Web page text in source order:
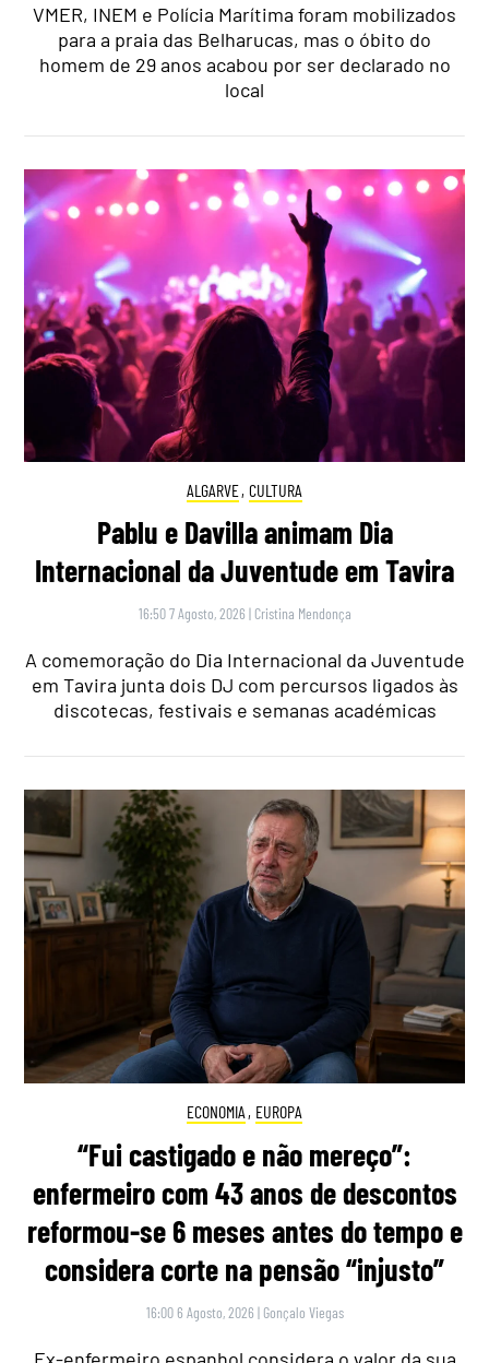
VMER, INEM e Polícia Marítima foram mobilizados
para a praia das Belharucas, mas o óbito do
homem de 29 anos acabou por ser declarado no
local
ALGARVE, CULTURA
Pablu e Davilla animam Dia
Internacional da Juventude em Tavira
16:50 7 Agosto, 2026 | Cristina Mendonça
A comemoração do Dia Internacional da Juventude
em Tavira junta dois DJ com percursos ligados às
discotecas, festivais e semanas académicas
ECONOMIA , EUROPA
“Fui castigado e não mereço”:
enfermeiro com 43 anos de descontos
reformou-se 6 meses antes do tempo e
considera corte na pensão “injusto”
16:00 6 Agosto, 2026 | Gonçalo Viegas
Ex-enfermeiro espanhol considera o valor da sua